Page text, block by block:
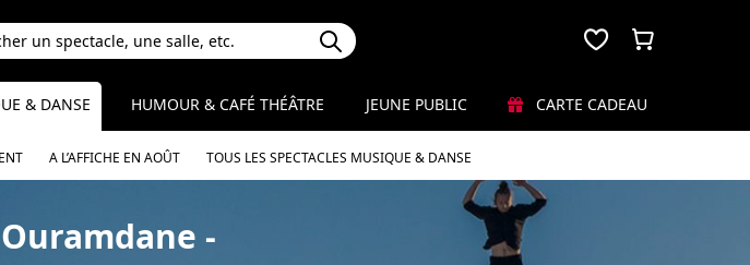
& DANSE
A L’AFFICHE EN AOÛT TOUS LES SPECTACLES MUSIQUE & DANSE
HUMOUR & CAFÉ THÉÂTRE JEUNE PUBLIC CARTE CADEAU
-